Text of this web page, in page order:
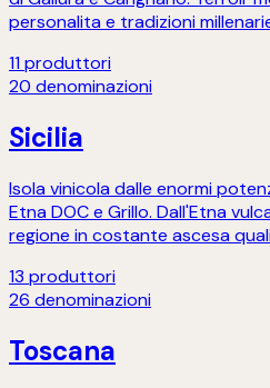
personalita e tradizioni
11 produttori
20 denominazioni
Sicilia
Isola vinicola dalle enormi
Etna DOC e Grillo. Dall'Etna
regione in costante ascesa
13 produttori
26 denominazioni
Toscana